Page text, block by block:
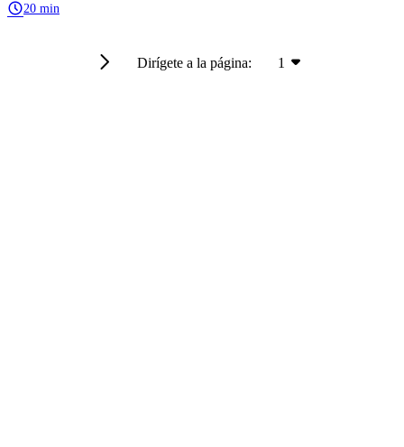
20 min
Dirígete a la página: 1